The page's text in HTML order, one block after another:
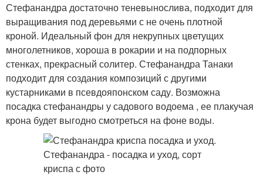
Стефанандра достаточно теневынослива, подходит для
выращивания под деревьями с не очень плотной
кроной. Идеальный фон для некрупных цветущих
многолетников, хороша в рокарии и на подпорных
стенках, прекрасный солитер. Стефанандра Танаки
подходит для создания композиций с другими
кустарниками в псевдояпонском саду. Возможна
посадка стефанандры у садового водоема , ее плакучая
крона будет выгодно смотреться на фоне воды.